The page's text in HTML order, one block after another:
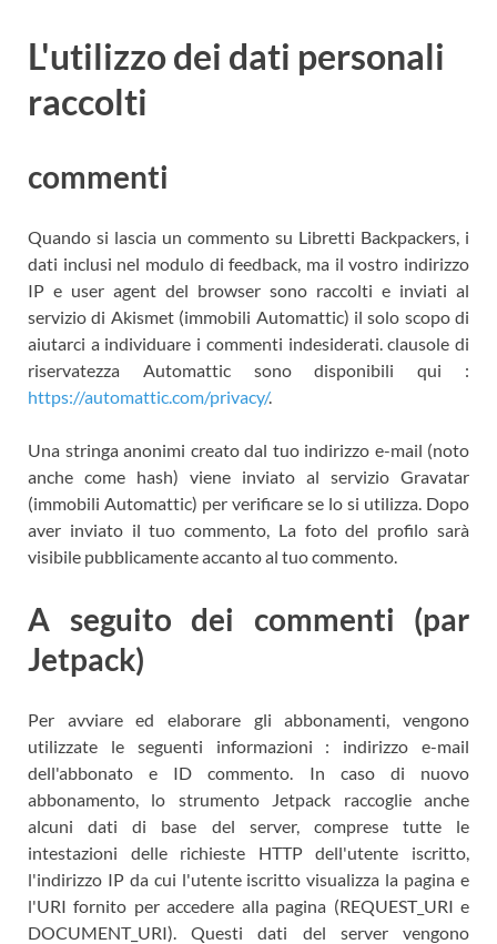
L'utilizzo dei dati personali
raccolti
commenti
Quando si lascia un commento su Libretti Backpackers, i
dati inclusi nel modulo di feedback, ma il vostro indirizzo
IP e user agent del browser sono raccolti e inviati al
servizio di Akismet (immobili Automattic) il solo scopo di
aiutarci a individuare i commenti indesiderati. clausole di
riservatezza Automattic sono disponibili qui :
https://automattic.com/privacy/.
Una stringa anonimi creato dal tuo indirizzo e-mail (noto
anche come hash) viene inviato al servizio Gravatar
(immobili Automattic) per verificare se lo si utilizza. Dopo
aver inviato il tuo commento, La foto del profilo sarà
visibile pubblicamente accanto al tuo commento.
A seguito dei commenti (par
Jetpack)
Per avviare ed elaborare gli abbonamenti, vengono
utilizzate le seguenti informazioni : indirizzo e-mail
dell'abbonato e ID commento. In caso di nuovo
abbonamento, lo strumento Jetpack raccoglie anche
alcuni dati di base del server, comprese tutte le
intestazioni delle richieste HTTP dell'utente iscritto,
l'indirizzo IP da cui l'utente iscritto visualizza la pagina e
l'URI fornito per accedere alla pagina (REQUEST_URI e
DOCUMENT_URI). Questi dati del server vengono